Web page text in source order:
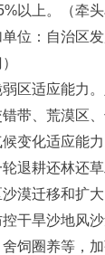
以上。
（牵
位：自治区
区适应能力。
带、荒漠区
变化适应能
退耕还林还
漠迁移和扩
干旱沙地风
饲圈养等，